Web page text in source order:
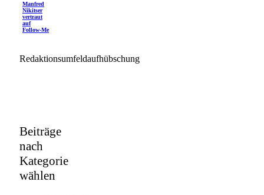
Manfred
Nikitser
vertraut
auf
Follow-Me
Redaktionsumfeldaufhübschung
Beiträge
nach
Kategorie
wählen